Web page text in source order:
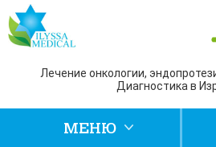
Лечение онкологии,
Диагностика в
МЕНЮ